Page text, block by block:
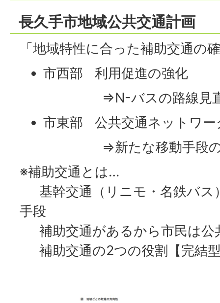
長久手市地域公共交通計画
「地域特性に合った補助交通の
市西部 利用促進の強化
⇒N-バスの路線見
市東部 公共交通ネットワー
⇒新たな移動手段の
※補助交通とは…
基幹交通（リニモ・名鉄バス
手段
補助交通があるから市民は公
補助交通の2つの役割【完結